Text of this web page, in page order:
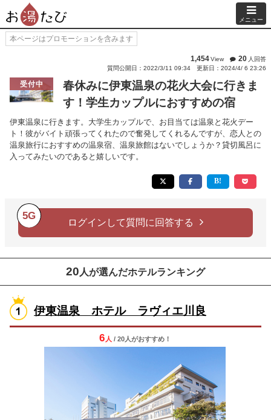
メニュー
本ページはプロモーションを含みます
1,454View 20 人回答
質問公開日：2022/3/11 09:34
更新日：2024/4/ 6 23:26
受付中
春休みに伊東温泉の花火大会に行きま
す！学生カップルにおすすめの宿
伊東温泉に行きます。大学生カップルで、お目当ては温泉と花火デー
ト！彼がバイト頑張ってくれたので奮発してくれるんですが、恋人との
温泉旅行におすすめの温泉宿、温泉旅館はないでしょうか？貸切風呂に
入ってみたいのであると嬉しいです。
5G
ログインして質問に回答する
20 人が選んだホテルランキング
伊東温泉 ホテル ラヴィエ川良
6 人 / 20人がおすすめ！